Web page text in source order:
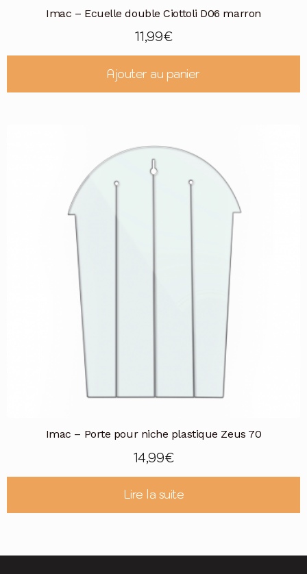
Imac – Ecuelle double Ciottoli D06 marron
11,99€
Ajouter au panier
Imac – Porte pour niche plastique Zeus 70
14,99€
Lire la suite